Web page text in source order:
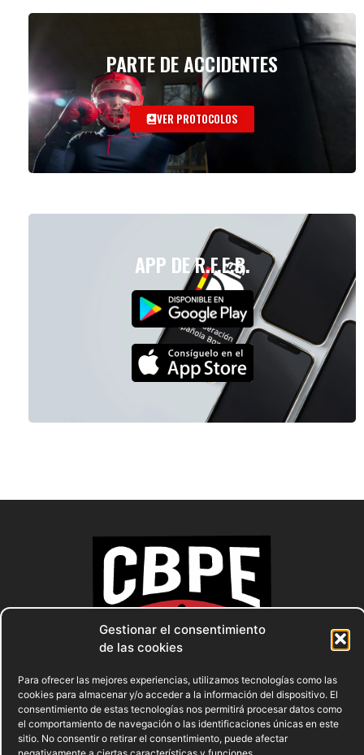
Gestionar el consentimiento
de las cookies
Para ofrecer las mejores experiencias, utilizamos tecnologías como las
cookies para almacenar y/o acceder a la información del dispositivo. El
consentimiento de estas tecnologías nos permitirá procesar datos como
el comportamiento de navegación o las identificaciones únicas en este
sitio. No consentir o retirar el consentimiento, puede afectar
PARTE DE ACCIDENTES
VER PROTOCOLOS
APP DE R.F.E.B.